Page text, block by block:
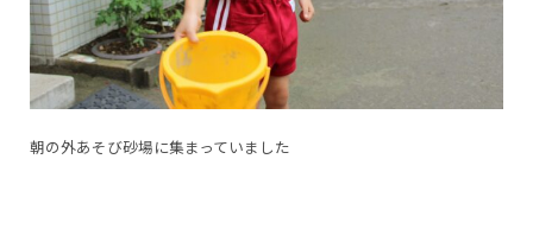
朝の外あそび砂場に集まっていました